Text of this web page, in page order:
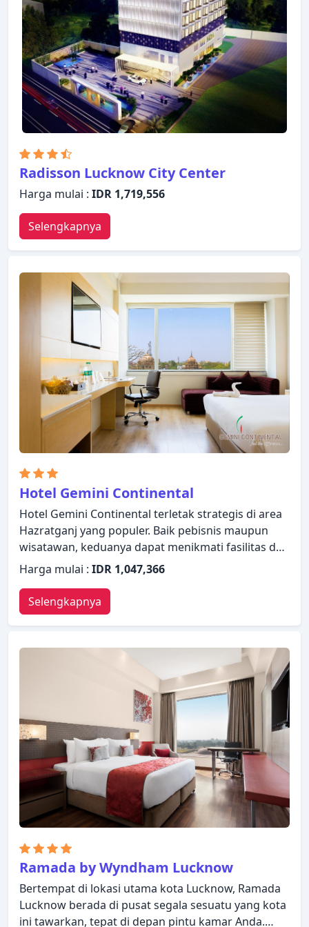
sangat baik untuk menjelajahi Lucknow atau untuk
sekadar bersantai dan menyegarkan diri.
Radisson Lucknow City Center
Harga mulai : IDR 1,719,556
Selengkapnya
Hotel Gemini Continental
Hotel Gemini Continental terletak strategis di area
Hazratganj yang populer. Baik pebisnis maupun
wisatawan, keduanya dapat menikmati fasilitas dan
layanan hotel. Layanan kamar 24 jam, resepsionis
24 jam, penyimpanan barang, Wi-fi di tempat
umum, tempat parkir mobil hanyalah beberapa
dari berbagai fasilitas yang ditawarkan.
Bersantailah di kamar Anda yang nyaman dan
beberapa kamar dilengkapi dengan fasilitas seperti
televisi layar datar, minuman selamat datang gratis,
linen, cermin, handuk. Hotel ini menawarkan
berbagai pilihan rekreasi. Dengan layanan handal
dan staf profesional, Hotel Gemini Continental
memenuhi kebutuhan Anda.
Harga mulai : IDR 1,047,366
Selengkapnya
Ramada by Wyndham Lucknow
Bertempat di lokasi utama kota Lucknow, Ramada
Lucknow berada di pusat segala sesuatu yang kota
ini tawarkan, tepat di depan pintu kamar Anda.